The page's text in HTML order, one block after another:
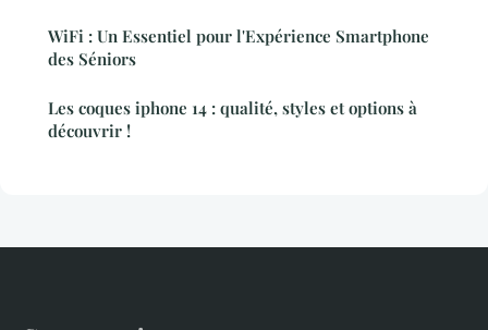
WiFi : Un Essentiel pour l'Expérience Smartphone
des Séniors
Les coques iphone 14 : qualité, styles et options à
découvrir !